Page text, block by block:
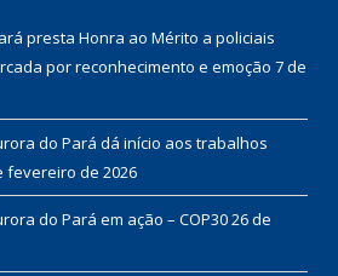
presta Honra ao Mérito a policiais
por reconhecimento e emoção 7 de
do Pará dá início aos trabalhos
fevereiro de 2026
do Pará em ação – COP3026 de